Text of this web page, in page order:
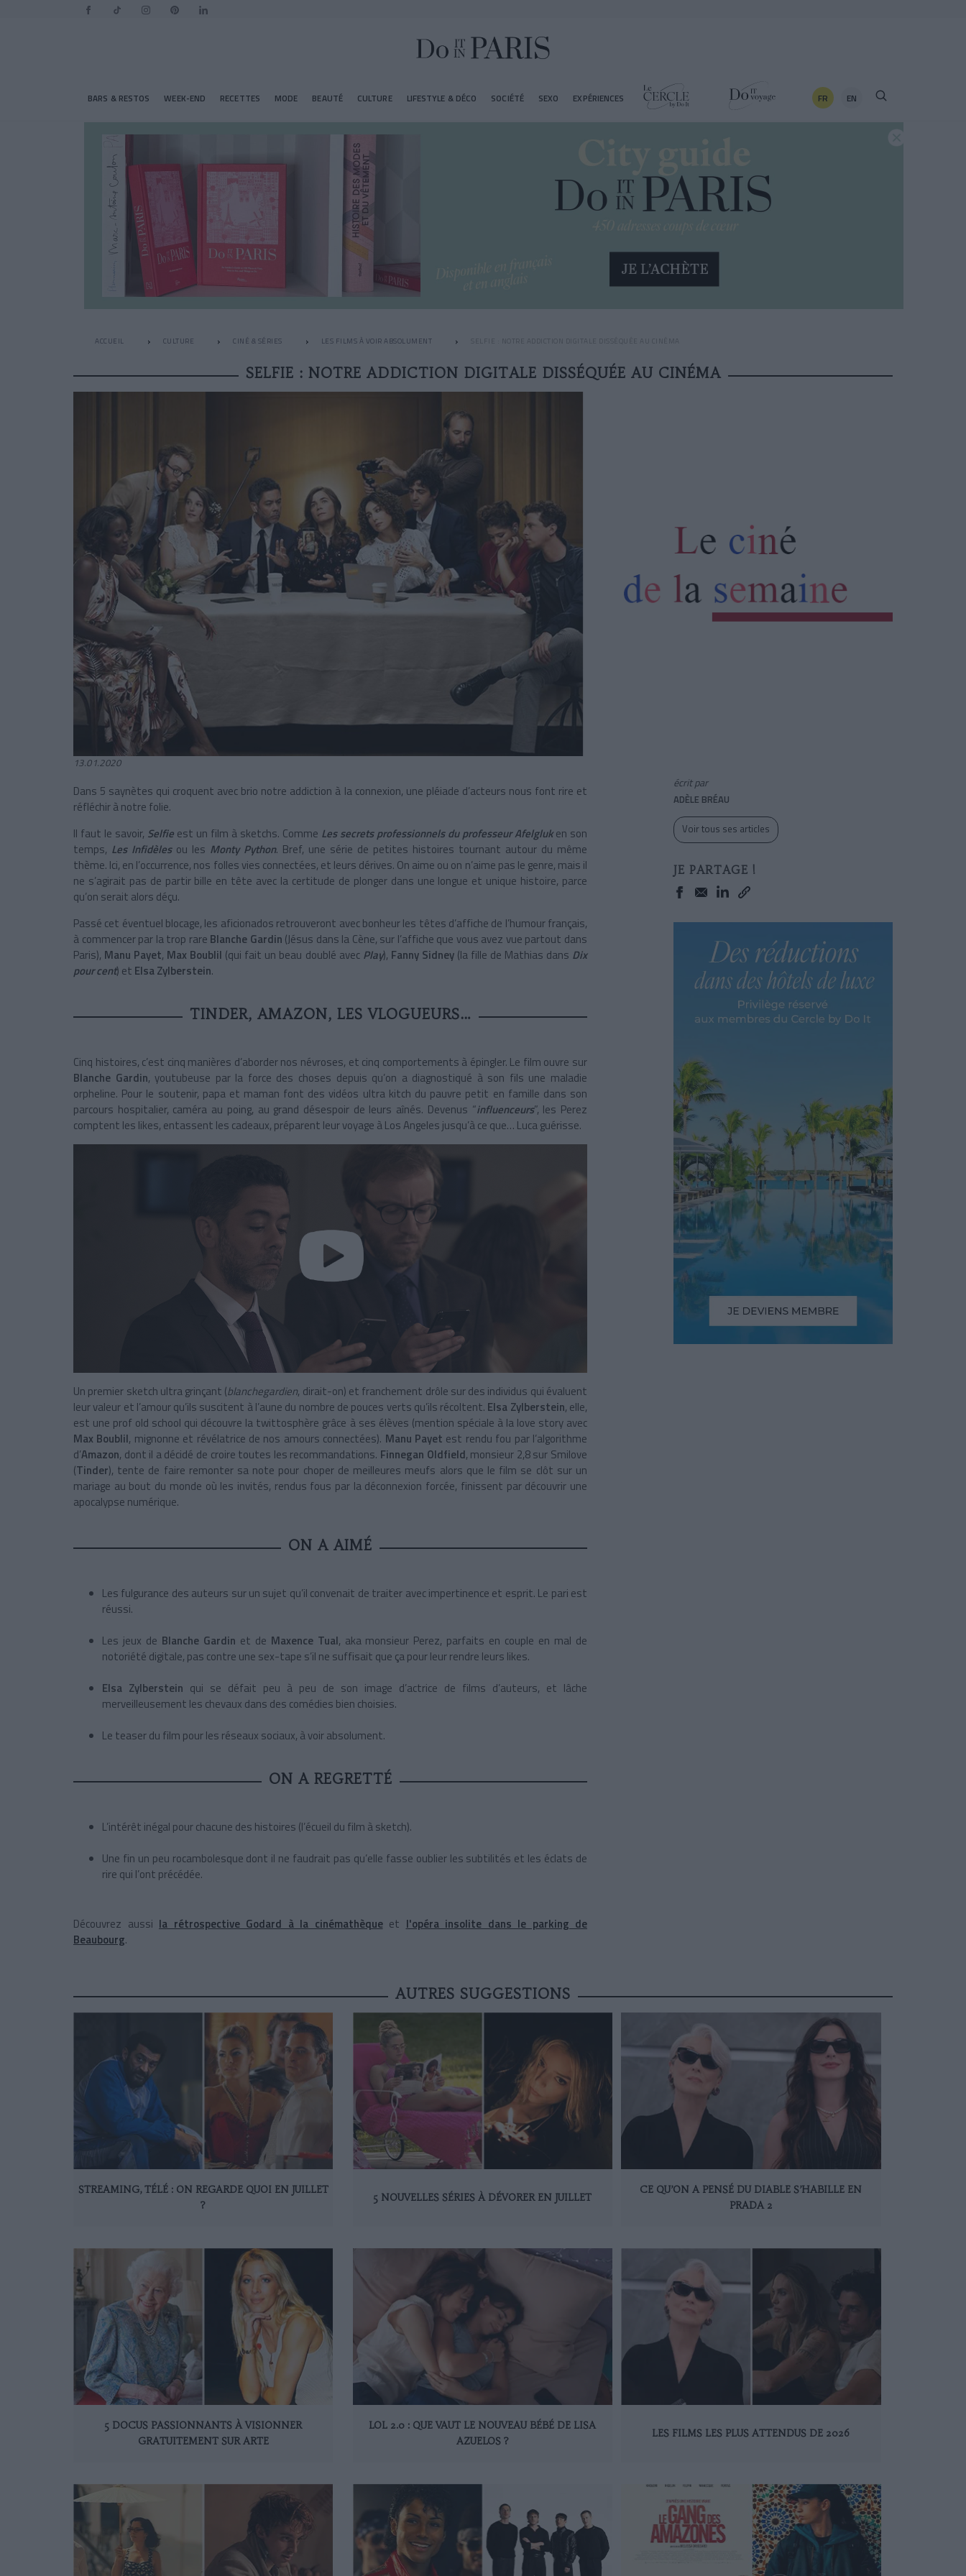
BARS & RESTOS WEEK-END RECETTES MODE BEAUTÉ CULTURE LIFESTYLE & DÉCO SOCIÉTÉ SEXO EXPÉRIENCES FR EN
ACCUEIL CULTURE CINÉ & SÉRIES LES FILMS À VOIR ABSOLUMENT SELFIE : NOTRE ADDICTION DIGITALE DISSÉQUÉE AU CINÉMA
SELFIE : NOTRE ADDICTION DIGITALE DISSÉQUÉE AU CINÉMA
13.01.2020
Dans 5 saynètes qui croquent avec brio notre addiction à la connexion, une pléiade d’acteurs nous font rire et
réfléchir à notre folie.
Il faut le savoir, Selfie est un film à sketchs. Comme Les secrets professionnels du professeur Afelgluken son
temps, Les Infidèles ou les Monty Python. Bref, une série de petites histoires tournant autour du même
thème. Ici, en l’occurrence, nos folles vies connectées, et leurs dérives. On aime ou on n’aime pas le genre, mais il
ne s’agirait pas de partir bille en tête avec la certitude de plonger dans une longue et unique histoire, parce
qu’on serait alors déçu.
Passé cet éventuel blocage, les aficionados retrouveront avec bonheur les têtes d’affiche de l’humour français,
à commencer par la trop rare Blanche Gardin (Jésus dans la Cène, sur l’affiche que vous avez vue partout dans
Paris), Manu Payet, Max Boublil (qui fait un beau doublé avec Play), Fanny Sidney(la fille de Mathias dans Dix
pour cent) et Elsa Zylberstein.
TINDER, AMAZON, LES VLOGUEURS…
Cinq histoires, c’est cinq manières d’aborder nos névroses, et cinq comportements à épingler. Le film ouvre sur
Blanche Gardin, youtubeuse par la force des choses depuis qu’on a diagnostiqué à son fils une maladie
orpheline. Pour le soutenir, papa et maman font des vidéos ultra kitch du pauvre petit en famille dans son
parcours hospitalier, caméra au poing, au grand désespoir de leurs aînés. Devenus “influenceurs”, les Perez
comptent les likes, entassent les cadeaux, préparent leur voyage à Los Angeles jusqu’à ce que… Luca guérisse.
Un premier sketch ultra grinçant (blanchegardien, dirait-on) et franchement drôle sur des individus qui évaluent
leur valeur et l’amour qu’ils suscitent à l’aune du nombre de pouces verts qu’ils récoltent. Elsa Zylberstein, elle,
est une prof old school qui découvre la twittosphère grâce à ses élèves (mention spéciale à la love story avec
Max Boublil, mignonne et révélatrice de nos amours connectées). Manu Payet est rendu fou par l’algorithme
d’Amazon, dont il a décidé de croire toutes les recommandations. Finnegan Oldfield, monsieur 2,8 sur Smilove
(Tinder), tente de faire remonter sa note pour choper de meilleures meufs alors que le film se clôt sur un
mariage au bout du monde où les invités, rendus fous par la déconnexion forcée, finissent par découvrir une
apocalypse numérique.
ON A AIMÉ
Les fulgurance des auteurs sur un sujet qu’il convenait de traiter avec impertinence et esprit. Le pari est
réussi.
Les jeux de Blanche Gardin et de Maxence Tual, aka monsieur Perez, parfaits en couple en mal de
notoriété digitale, pas contre une sex-tape s’il ne suffisait que ça pour leur rendre leurs likes.
Elsa Zylberstein qui se défait peu à peu de son image d’actrice de films d’auteurs, et lâche
merveilleusement les chevaux dans des comédies bien choisies.
Le teaser du film pour les réseaux sociaux, à voir absolument.
ON A REGRETTÉ
L’intérêt inégal pour chacune des histoires (l’écueil du film à sketch).
Une fin un peu rocambolesque dont il ne faudrait pas qu’elle fasse oublier les subtilités et les éclats de
rire qui l’ont précédée.
Découvrez aussi la rétrospective Godard à la cinémathèqueet l'opéra insolite dans le parking de
Beaubourg.
écrit par
ADÈLE BRÉAU
Voir tous ses articles
JE PARTAGE !
AUTRES SUGGESTIONS
STREAMING, TÉLÉ : ON REGARDE QUOI EN JUILLET
?
5 NOUVELLES SÉRIES À DÉVORER EN JUILLET
CE QU’ON A PENSÉ DU DIABLE S’HABILLE EN
PRADA 2
5 DOCUS PASSIONNANTS À VISIONNER
GRATUITEMENT SUR ARTE
LOL 2.0 : QUE VAUT LE NOUVEAU BÉBÉ DE LISA
AZUELOS ?
LES FILMS LES PLUS ATTENDUS DE 2026